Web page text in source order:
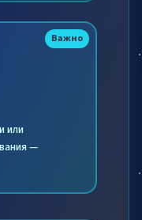
Важно
или
—